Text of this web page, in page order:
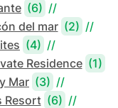
(6) //
del mar (2) //
(4) //
Residence (1)
Mar (3) //
Resort (6) //